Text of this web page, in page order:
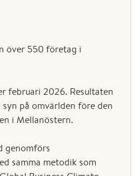
över 550 företag i
februari 2026. Resultaten
på omvärlden före den
i Mellanöstern.
genomförs
samma metodik som